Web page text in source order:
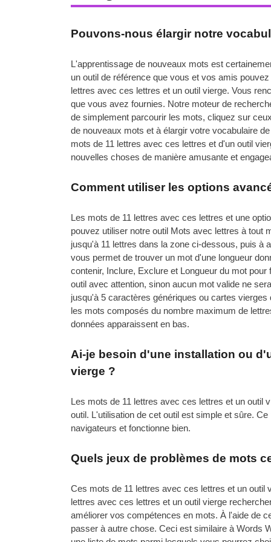
Pouvons-nous élargir notre
L'apprentissage de nouveaux mots est
un outil de référence que vous et vos amis
lettres avec ces lettres et un outil vierge. Vous
que vous avez fournies. Notre moteur de
de simplement parcourir les mots, cliquez sur
de nouveaux mots et à élargir votre vocabulaire
mots de 11 lettres avec ces lettres et d'un outil
nouvelles choses de manière amusante et
Comment utiliser les options
Les mots de 11 lettres avec ces lettres et une
pouvez utiliser notre outil Mots avec lettres à tout
jusqu'à 11 lettres dans la zone ci-dessous, puis
vous permet de trouver un mot d'une longueur
contenir, Inclure, Exclure et Longueur du mot
outil avec attention, sinon aucun mot valide ne
jusqu'à 5 caractères génériques ou cartes
les mots composés du nombre maximum de
données apparaissent en bas.
Ai-je besoin d'une installation ou
vierge ?
Les mots de 11 lettres avec ces lettres et un outil
outil. L'utilisation de cet outil est simple et sûre.
navigateurs et fonctionne bien.
Quels jeux de problèmes de mots
Ces mots de 11 lettres avec ces lettres et un
lettres avec ces lettres et un outil vierge
améliorer vos compétences en mots. À l'aide de
passer à autre chose. Ceci est similaire à Words